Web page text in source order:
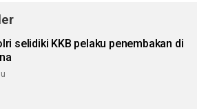
selidiki KKB pelaku penembakan di